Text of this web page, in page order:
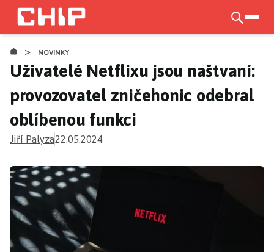
Přejít
hlavnímu
obsahu
> NOVINKY
Uživatelé Netflixu jsou naštvaní:
provozovatel zničehonic odebral
oblíbenou funkci
Jiří Palyza22.05.2024